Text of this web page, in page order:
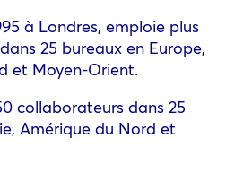
à Londres, emploie plus
25 bureaux en Europe,
et Moyen-Orient.
collaborateurs dans 25
Amérique du Nord et